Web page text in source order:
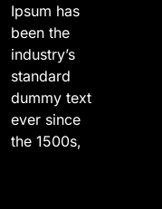
Ipsum has
been the
industry’s
standard
dummy text
ever since
the 1500s,